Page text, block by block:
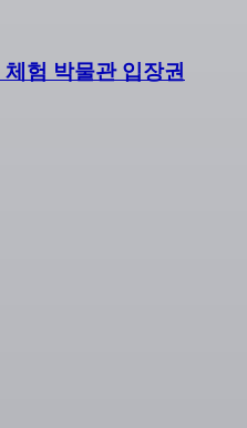
험 박물관 입장권